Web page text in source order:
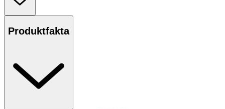
MABS Armbågsstöd är ett elastiskt bandage som ger
stöd och kompression vid belastning av armbågen.
Bandaget kan användas vid tennis- och golfarm samt
Egenskaper
· Ger stöd och kompression för armbågsleden
Produktfakta